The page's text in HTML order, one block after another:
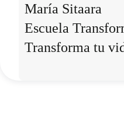
María Sitaara
Escuela
Transforma tu